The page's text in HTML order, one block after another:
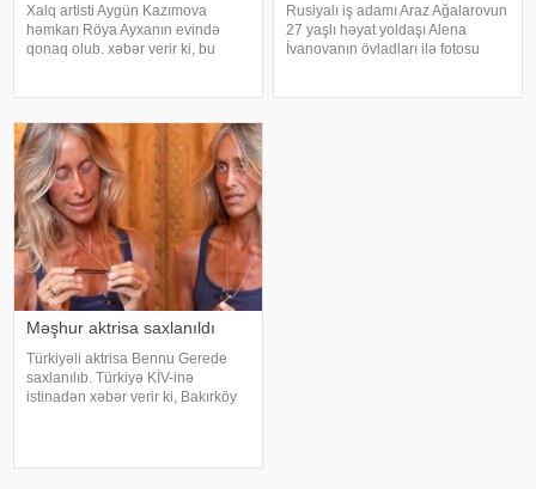
Xalq artisti Aygün Kazımova
həmkarı Röya Ayxanın evində
qonaq olub. xəbər verir ki, bu
izləyicilərin marağına səbəb olub
Rusiyalı iş adamı Araz Ağalarovun
27 yaşlı həyat yoldaşı Alena
İvanovanın övladları ilə fotosu
Məşhur aktrisa saxlanıldı
Türkiyəli aktrisa Bennu Gerede
saxlanılıb. Türkiyə KİV-inə
istinadən xəbər verir ki, Bakırköy
fikirlərlə bağlı "ədəbsizlik" ittiham